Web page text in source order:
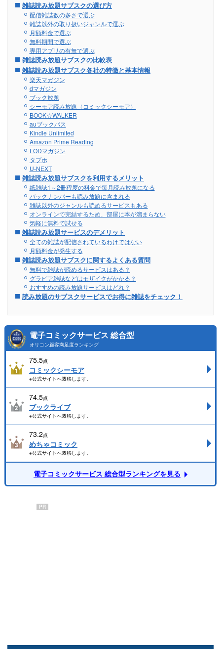
雑誌読み放題サブスクの選び方
配信雑誌数の多さで選ぶ
雑誌以外の取り扱いジャンルで選ぶ
月額料金で選ぶ
無料期間で選ぶ
専用アプリの有無で選ぶ
雑誌読み放題サブスクの比較表
雑誌読み放題サブスク各社の特徴と基本情報
楽天マガジン
dマガジン
ブック放題
シーモア読み放題（コミックシーモア）
BOOK☆WALKER
auブックパス
Kindle Unlimited
Amazon Prime Reading
FODマガジン
タブホ
U-NEXT
雑誌読み放題サブスクを利用するメリット
紙雑誌1～2冊程度の料金で毎月読み放題になる
バックナンバーも読み放題に含まれる
雑誌以外のジャンルも読めるサービスもある
オンラインで完結するため、部屋に本が溜まらない
気軽に無料で試せる
雑誌読み放題サービスのデメリット
全ての雑誌が配信されているわけではない
月額料金が発生する
雑誌読み放題サブスクに関するよくある質問
無料で雑誌が読めるサービスはある？
グラビア雑誌などはモザイクがかかる？
おすすめの読み放題サービスはどれ？
読み放題のサブスクサービスでお得に雑誌をチェック！
電子コミックサービス 総合型
オリコン顧客満足度ランキング
75.5点
コミックシーモア
※公式サイトへ遷移します。
74.5点
ブックライブ
※公式サイトへ遷移します。
73.2点
めちゃコミック
※公式サイトへ遷移します。
電子コミックサービス 総合型ランキングを見る
PR